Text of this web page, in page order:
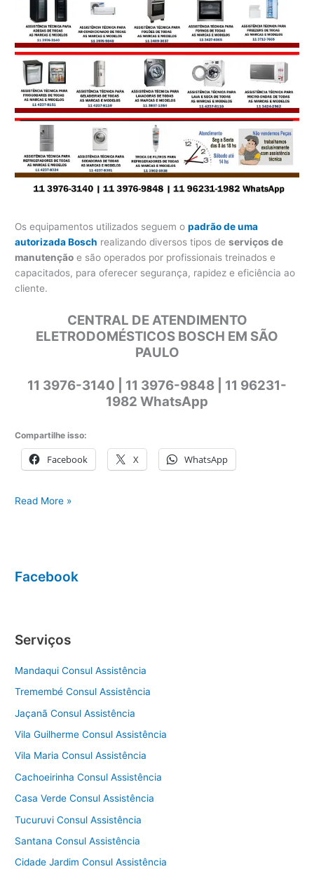
Os equipamentos utilizados seguem opadrão de uma
autorizada Bosch realizando diversos tipos deserviços de
manutenção e são operados por profissionais treinados e
capacitados, para oferecer segurança, rapidez e eficiência ao
cliente.
CENTRAL DE ATENDIMENTO
ELETRODOMÉSTICOS BOSCH EM SÃO
PAULO
11 3976-3140 | 11 3976-9848 | 11 96231-
1982 WhatsApp
Compartilhe isso:
Facebook X WhatsApp
Assistência
Read More »
Facebook
Serviços
Mandaqui Consul Assistência
Tremembé Consul Assistência
Jaçanã Consul Assistência
Vila Guilherme Consul Assistência
Vila Maria Consul Assistência
Cachoeirinha Consul Assistência
Casa Verde Consul Assistência
Tucuruvi Consul Assistência
Santana Consul Assistência
Cidade Jardim Consul Assistência